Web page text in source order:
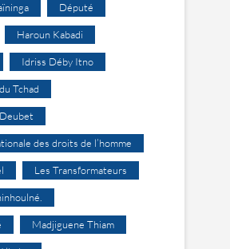
Député
Haroun Kabadi
Idriss Déby Itno
Tchad
des droits de l’homme
Les Transformateurs
Madjiguene Thiam